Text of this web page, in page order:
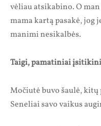
vėliau atsikabino. O
mama kartą pasakė, jog
manimi nesikalbės.
Taigi, pamatiniai
Močiutė buvo šaulė,
Seneliai savo vaikus